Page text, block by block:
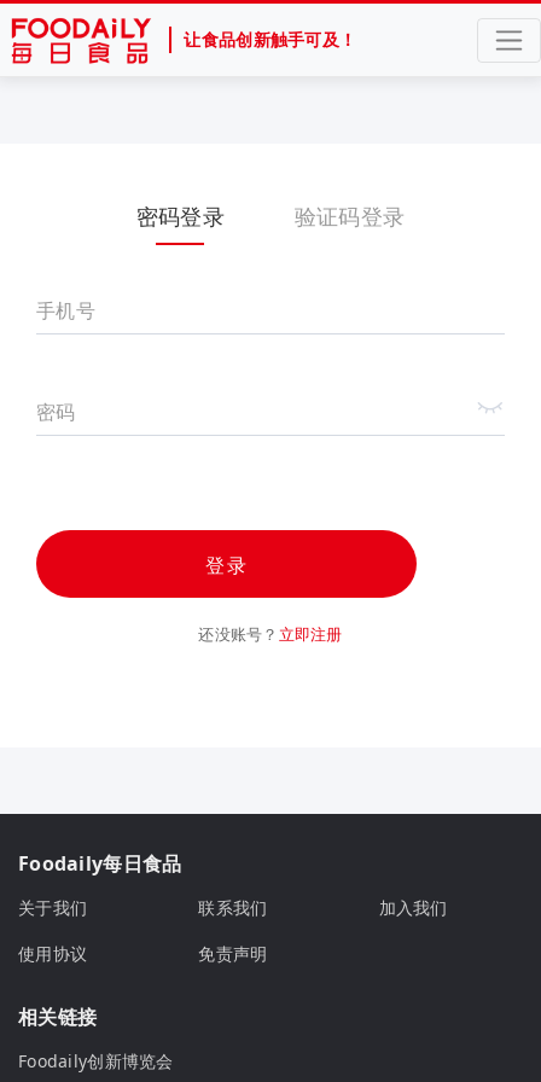
让食品创新触手可及！
密码登录 验证码登录
手机号
密码
登录
还没账号？ 立即注册
Foodaily每日食品
关于我们 联系我们
加入我们
使用协议
免责声明
相关链接
Foodaily创新博览会